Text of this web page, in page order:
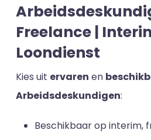
Freelance |
Loondienst
Kies uit ervaren en
Arbeidsdeskundigen:
Beschikbaar op interim,